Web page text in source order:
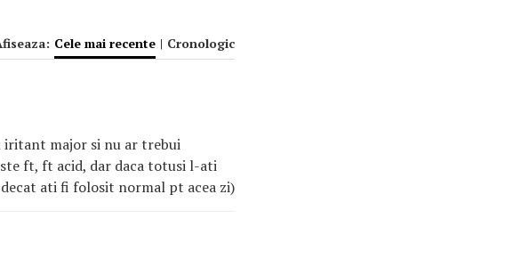
Cele mai recente | Cronologic
iritant major si nu ar trebui
ft, ft acid, dar daca totusi l-ati
ati fi folosit normal pt acea zi)